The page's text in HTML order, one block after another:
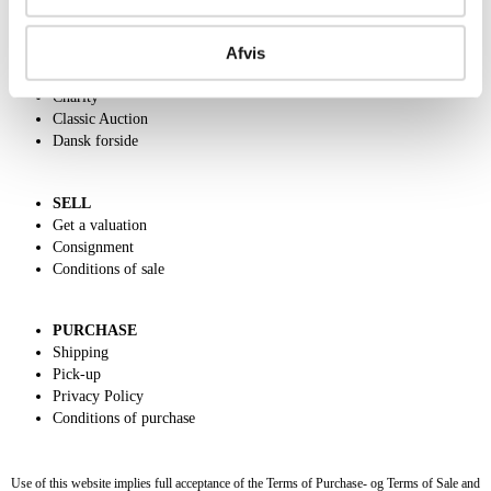
Afvis
ABOUT US
Call us +45 44509800
Charity
Classic Auction
Dansk forside
SELL
Get a valuation
Consignment
Conditions of sale
PURCHASE
Shipping
Pick-up
Privacy Policy
Conditions of purchase
Use of this website implies full acceptance of the Terms of Purchase- og Terms of Sale and